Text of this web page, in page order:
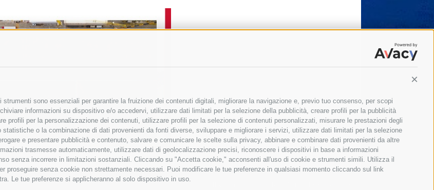
sono essenziali per garantire la fruizione dei contenuti digitali, migliorare la navigazione e, previo tuo consenso, per scopi
informazioni su dispositivo e/o accedervi, utilizzare dati limitati per la selezione della pubblicità, creare profili per la pubblicità
profili per la personalizzazione dei contenuti, utilizzare profili per la selezione di contenuti personalizzati, misurare le prestazioni degli
o la combinazione di dati provenienti da fonti diverse, sviluppare e migliorare i servizi, utilizzare dati limitati per la selezione
e presentare pubblicità e contenuto, salvare e comunicare le scelte sulla privacy, abbinare e combinare dati provenienti da altre
trasmesse automaticamente, utilizzare dati di geolocalizzazione precisi, riconoscere i dispositivi in base a informazioni
senza incorrere in limitazioni sostanziali. Cliccando su "Accetta cookie," acconsenti all'uso di cookie e strumenti simili. Utilizza il
senza cookie non strettamente necessari. Puoi modificare le tue preferenze in qualsiasi momento cliccando sul link
Le tue preferenze si applicheranno al solo dispositivo in uso.